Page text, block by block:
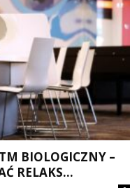
BIOLOGICZNY –
RELAKS...